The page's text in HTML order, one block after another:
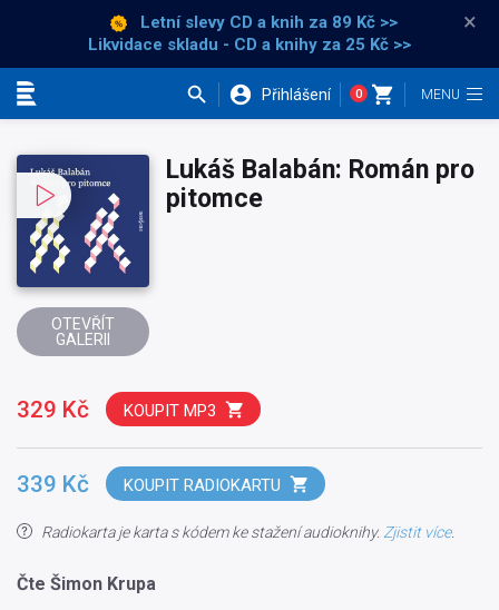
Letní slevy CD a knih za 89 Kč >>
Likvidace skladu - CD a knihy za 25 Kč >>
×
Přihlášení 0
OTEVŘÍT
GALERII
Lukáš Balabán: Román pro
pitomce
Čte Šimon Krupa
329 Kč KOUPIT MP3
339 Kč KOUPIT RADIOKARTU
Radiokarta je karta s kódem ke stažení audioknihy.Zjistit více.